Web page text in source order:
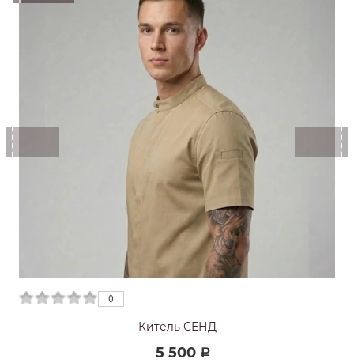
0
0
Китель СЕНД
5 500 Р